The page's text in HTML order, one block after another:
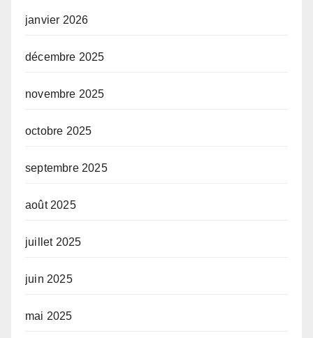
janvier 2026
décembre 2025
novembre 2025
octobre 2025
septembre 2025
août 2025
juillet 2025
juin 2025
mai 2025